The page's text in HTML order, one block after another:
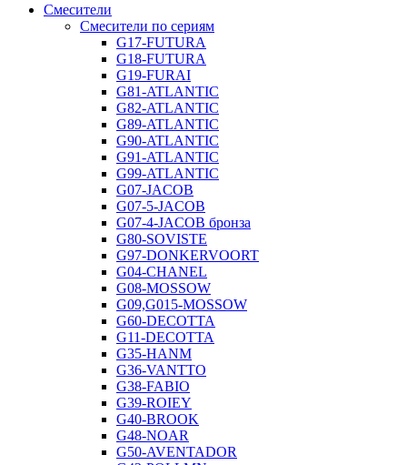
Смесители
Смесители по сериям
G17-FUTURA
G18-FUTURA
G19-FURAI
G81-ATLANTIC
G82-ATLANTIC
G89-ATLANTIC
G90-ATLANTIC
G91-ATLANTIC
G99-ATLANTIC
G07-JACOB
G07-5-JACOB
G07-4-JACOB бронза
G80-SOVISTE
G97-DONKERVOORT
G04-CHANEL
G08-MOSSOW
G09,G015-MOSSOW
G60-DECOTTA
G11-DECOTTA
G35-HANM
G36-VANTTO
G38-FABIO
G39-ROIEY
G40-BROOK
G48-NOAR
G50-AVENTADOR